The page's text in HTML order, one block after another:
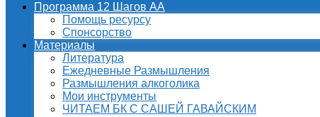
Программа 12 Шагов АА
Помощь ресурсу
Спонсорство
Материалы
Литература
Ежедневные Размышления
Размышления алкоголика
Мои инструменты
ЧИТАЕМ БК С САШЕЙ ГАВАЙСКИМ